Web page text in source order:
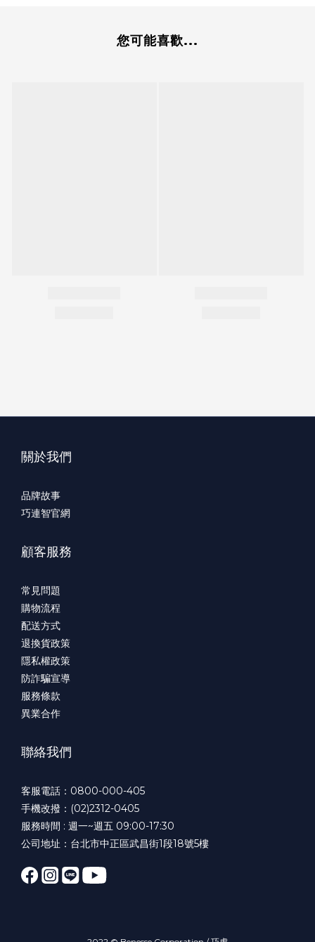
您可能喜歡...
關於我們
品牌故事
巧連智官網
顧客服務
常見問題
購物流程
配送方式
退換貨政策
隱私權政策
防詐騙宣導
服務條款
異業合作
聯絡我們
客服電話：0800-000-405
手機改撥：(02)2312-0405
服務時間 : 週一~週五 09:00-17:30
公司地址：台北市中正區武昌街1段18號5樓